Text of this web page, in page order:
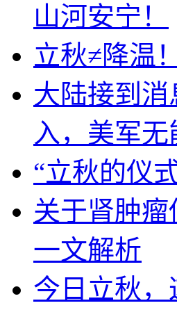
山河安宁！
立秋≠降温
大陆接到
入，美军无
“立秋的仪
关于肾肿
一文解析
今日立秋